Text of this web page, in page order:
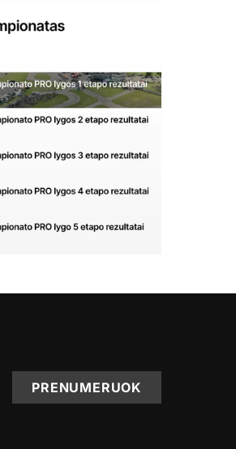
PRENUMERUOK